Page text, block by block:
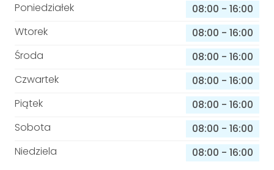
Poniedziałek 08:00 - 16:00
Wtorek
08:00 - 16:00
Środa
08:00 - 16:00
Czwartek
08:00 - 16:00
Piątek
08:00 - 16:00
Sobota
08:00 - 16:00
Niedziela
08:00 - 16:00